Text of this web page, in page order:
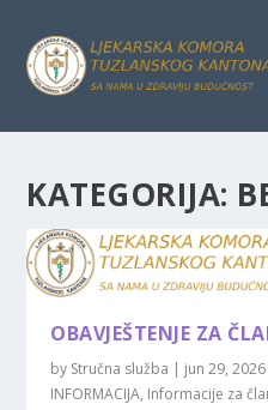
KATEGORIJA:
OBAVJEŠTENJE ZA
by Stručna služba | jun 29, 2026
INFORMACIJA, Informacije za